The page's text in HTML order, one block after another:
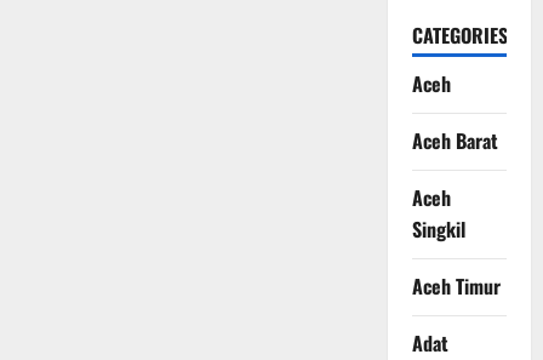
CATEGORIES
Aceh
Aceh Barat
Aceh
Singkil
Aceh Timur
Adat